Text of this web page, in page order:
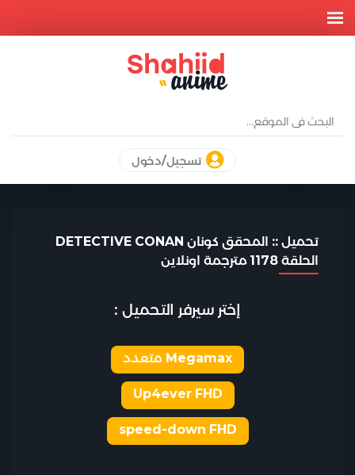
تسجيل/دخول
تحميل :: المحقق كونان DETECTIVE CONAN
الحلقة 1178 مترجمة اونلاين
إختر سيرفر التحميل :
Megamax متعدد
Up4ever FHD
speed-down FHD